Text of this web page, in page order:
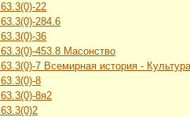
63.3(0)-22
63.3(0)-284.6
63.3(0)-36
63.3(0)-453.8 Масонство
63.3(0)-7 Всемирная история -
63.3(0)-8
63.3(0)-8я2
63.3(0)2